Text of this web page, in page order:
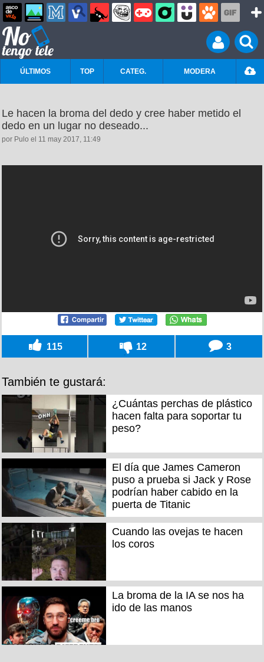
ÚLTIMOS TOP CATEG. MODERA
Le hacen la broma del dedo y cree haber metido el
dedo en un lugar no deseado...
por Pulo el 11 may 2017, 11:49
115 12 3
También te gustará:
¿Cuántas perchas de plástico
hacen falta para soportar tu
peso?
El día que James Cameron
puso a prueba si Jack y Rose
podrían haber cabido en la
puerta de Titanic
Cuando las ovejas te hacen
los coros
La broma de la IA se nos ha
ido de las manos